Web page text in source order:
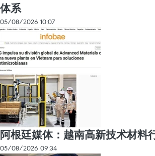
体系
05/08/2026 10:07
阿根廷媒体：越南高新技术材料
05/08/2026 09:34